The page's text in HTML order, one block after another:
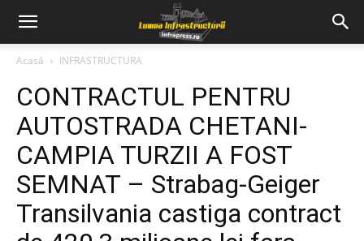
Acasă INFRASTRUCTURA
CONTRACTUL PENTRU
AUTOSTRADA CHETANI-
CAMPIA TURZII A FOST
SEMNAT – Strabag-Geiger
Transilvania castiga contract